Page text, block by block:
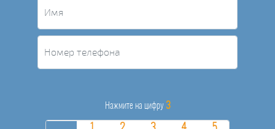
Нажмите на цифру 3